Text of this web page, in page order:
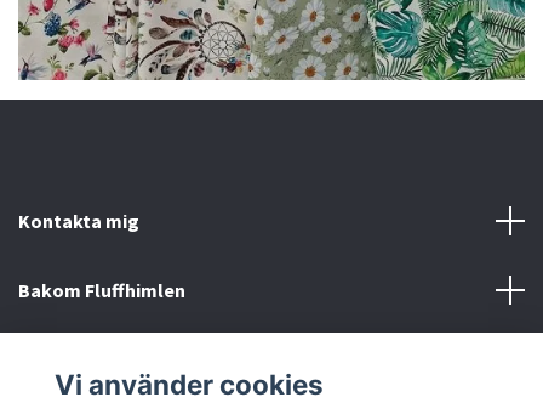
Kontakta mig
Bakom Fluffhimlen
Vi använder cookies